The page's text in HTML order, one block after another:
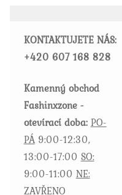
KONTAKTUJETE NÁS:
+420 607 168 828
Kamenný obchod
Fashinxzone -
otevírací doba: PO-
PÁ9:00-12:30,
13:00-17:00 SO:
9:00-11:00 NE:
ZAVŘENO